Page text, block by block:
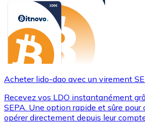
Acheter lido-dao avec un virement
Recevez vos LDO instantanément
SEPA. Une option rapide et sûre pour
opérer directement depuis leur